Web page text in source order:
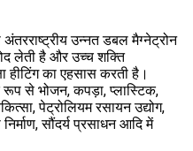
उन्नत डबल मैग्नेट्रोन
लेती है और उच्च शक्ति
हीटिंग का एहसास करती है।
रूप से भोजन, कपड़ा, प्लास्टिक,
पेट्रोलियम रसायन उद्योग,
सौंदर्य प्रसाधन आदि में